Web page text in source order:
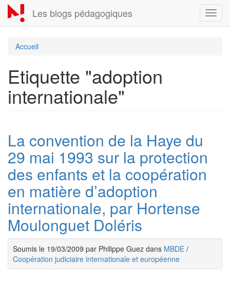
Aller
au
contenu
Les blogs pédagogiques
Accueil
Etiquette "adoption
internationale"
La convention de la Haye du
29 mai 1993 sur la protection
des enfants et la coopération
en matière d’adoption
internationale, par Hortense
Moulonguet Doléris
Soumis le 19/03/2009 par Philippe Guez dans MBDE /
Coopération judiciaire internationale et européenne